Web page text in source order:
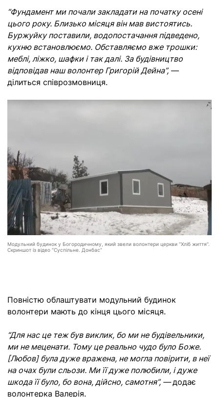
“Фундамент ми почали закладати на початку осені
цього року. Близько місяця він мав вистоятись.
Буржуйку поставили, водопостачання підведено,
кухню встановлюємо. Обставляємо вже трошки:
меблі, ліжко, шафки і так далі. За будівництво
відповідав наш волонтер Григорій Дейна”, —
ділиться співрозмовниця.
Модульний будинок у Богородичному, який звели волонтери церкви “Хліб життя”.
Скриншот із відео “Суспільне. Донбас”
Повністю облаштувати модульний будинок
волонтери мають до кінця цього місяця.
“Для нас це теж був виклик, бо ми не будівельники,
ми не меценати. Тому це реально чудо було Боже.
[Любов] була дуже вражена, не могла повірити, в неї
на очах були сльози. Ми її дуже полюбили, і дуже
шкода її було, бо вона, дійсно, самотня”, —додає
волонтерка Валерія.